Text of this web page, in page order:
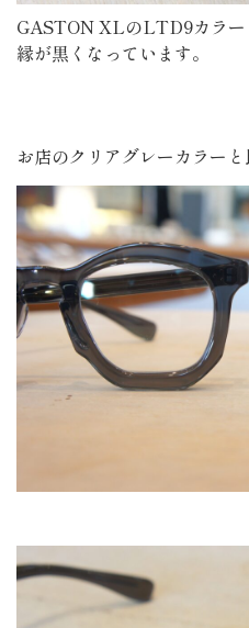
GASTON XLのLTD9カラー
縁が黒くなっています。
お店のクリアグレーカラーと